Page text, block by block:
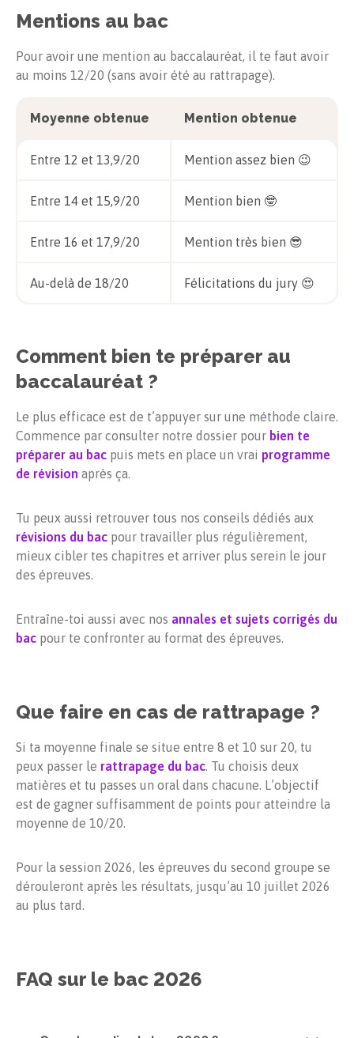
Mentions au bac
Pour avoir une mention au baccalauréat, il te faut avoir
au moins 12/20 (sans avoir été au rattrapage).
Moyenne obtenue Mention obtenue
Entre 12 et 13,9/20 Mention assez bien 😉
Entre 14 et 15,9/20 Mention bien 🤓
Entre 16 et 17,9/20 Mention très bien 😎
Au-delà de 18/20 Félicitations du jury 😍
Comment bien te préparer au
baccalauréat ?
Le plus efficace est de t’appuyer sur une méthode claire.
Commence par consulter notre dossier pour bien te
préparer au bac puis mets en place un vrai programme
de révision après ça.
Tu peux aussi retrouver tous nos conseils dédiés aux
révisions du bac pour travailler plus régulièrement,
mieux cibler tes chapitres et arriver plus serein le jour
des épreuves.
Entraîne-toi aussi avec nos annales et sujets corrigés du
bac pour te confronter au format des épreuves.
Que faire en cas de rattrapage ?
Si ta moyenne finale se situe entre 8 et 10 sur 20, tu
peux passer le rattrapage du bac Tu choisis deux
matières et tu passes un oral dans chacune. L’objectif
est de gagner suffisamment de points pour atteindre la
moyenne de 10/20.
Pour la session 2026, les épreuves du second groupe se
dérouleront après les résultats, jusqu’au 10 juillet 2026
au plus tard.
FAQ sur le bac 2026